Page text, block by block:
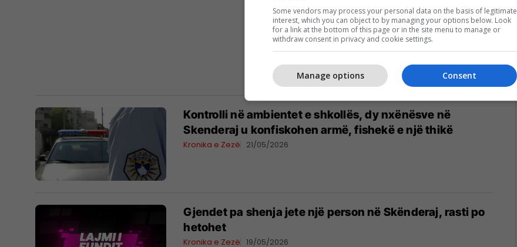
Kontrolli në ambientet e shkollës, dy nxënësve në
Skenderaj u konfiskohen armë, fishekë e një thikë
Kronika e Zezë 21/05/2026
Gjendet pa shenja jete një person në Skënderaj, rasti po
hetohet
Kronika e Zezë 19/05/2026
Some vendors may process your personal data on the basis of legitimate
interest, which you can object to by managing your options below. Look
for a link at the bottom of this page or in the site menu to manage or
withdraw consent in privacy and cookie settings.
Consent
Manage options